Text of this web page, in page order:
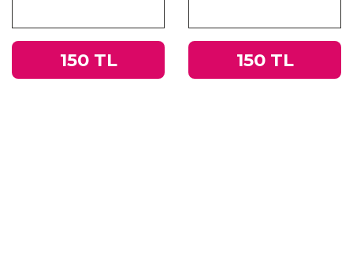
150 TL
İmparatorluğu’ndan
Tacitus’un
150 TL